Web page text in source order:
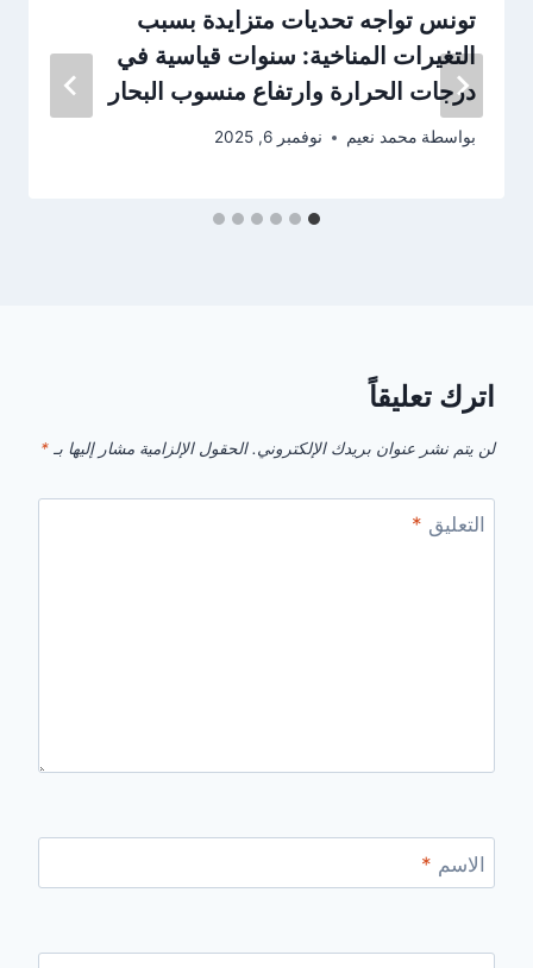
تونس تواجه تحديات متزايدة بسبب
التغيرات المناخية: سنوات قياسية في
درجات الحرارة وارتفاع منسوب البحار
بواسطة محمد نعيم نوفمبر 6, 2025
اترك تعليقاً
لن يتم نشر عنوان بريدك الإلكتروني. الحقول الإلزامية مشار إليها بـ *
التعليق *
الاسم *